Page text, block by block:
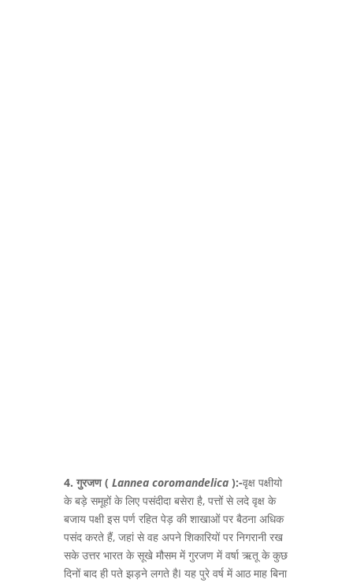
4. गुरजण( Lannea coromandelica ):-वृक्ष पक्षीयो
के बड़े समूहों के लिए पसंदीदा बसेरा है, पत्तों से लदे वृक्ष के
बजाय पक्षी इस पर्ण रहित पेड़ की शाखाओं पर बैठना अधिक
पसंद करते हैं, जहां से वह अपने शिकारियों पर निगरानी रख
सके उत्तर भारत के सूखे मौसम में गुरजण में वर्षा ऋतू के कुछ
दिनों बाद ही पते झड़ने लगते हैI यह पुरे वर्ष में आठ माह बिना